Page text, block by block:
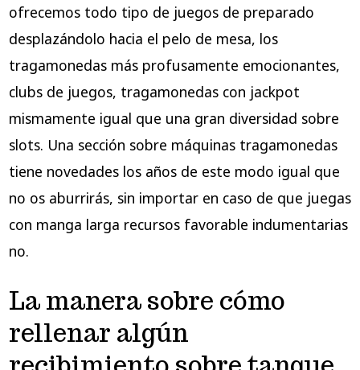
ofrecemos todo tipo de juegos de preparado
desplazándolo hacia el pelo de mesa, los
tragamonedas más profusamente emocionantes,
clubs de juegos, tragamonedas con jackpot
mismamente­ igual que una gran diversidad sobre
slots. Una sección sobre máquinas tragamonedas
tiene novedades los años de este modo­ igual que
no os aburrirás, sin importar en caso de que juegas
con manga larga recursos favorable indumentarias
no.
La manera sobre cómo
rellenar algún